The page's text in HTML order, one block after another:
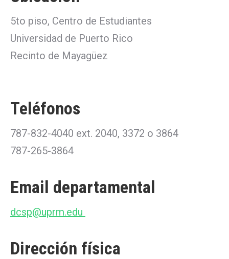
5to piso, Centro de Estudiantes
Universidad de Puerto Rico
Recinto de Mayagüez
Teléfonos
787-832-4040 ext. 2040, 3372 o 3864
787-265-3864
Email departamental
dcsp@uprm.edu
Dirección física